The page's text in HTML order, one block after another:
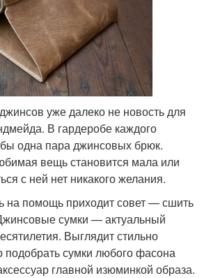
уже далеко не новость для
В гардеробе каждого
бы одна пара джинсовых брюк.
вещь становится мала или
с ней нет никакого желания.
на помощь приходит совет — сшить
сумки — актуальный
Выглядит стильно
сумки любого фасона
главной изюминкой образа.